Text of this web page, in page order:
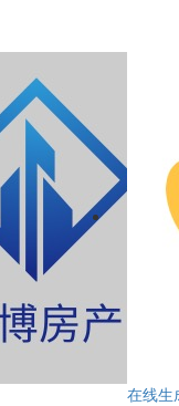
在线生